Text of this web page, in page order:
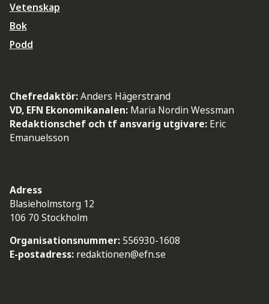
Vetenskap
Bok
Podd
Chefredaktör:Anders Hägerstrand
VD, EFN Ekonomikanalen: Maria Nordin Wessman
Redaktionschef och tf ansvarig utgivare: Eric
Emanuelsson
Adress
Blasieholmstorg 12
106 70 Stockholm
Organisationsnummer: 556930-1608
E-postadress: redaktionen@efn.se